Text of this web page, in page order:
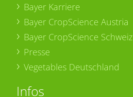
Bayer Karriere
Bayer CropScience Austria
Bayer CropScience Schweiz
Presse
Vegetables Deutschland
Infos